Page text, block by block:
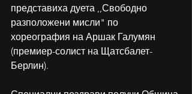
представиха дуета ,,Свободно
разположени мисли" по
хореография на Аршак Галумян
(премиер-солист на Щатсбалет-
Берлин).